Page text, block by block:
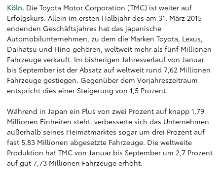
Köln. Die Toyota Motor Corporation (TMC) ist weiter auf
Erfolgskurs. Allein im ersten Halbjahr des am 31. März 2015
endenden Geschäftsjahres hat das japanische
Automobilunternehmen, zu dem die Marken Toyota, Lexus,
Daihatsu und Hino gehören, weltweit mehr als fünf Millionen
Fahrzeuge verkauft. Im bisherigen Jahresverlauf von Januar
bis September ist der Absatz auf weltweit rund 7,62 Millionen
Fahrzeuge gestiegen. Gegenüber dem Vorjahreszeitraum
entspricht dies einer Steigerung von 1,5 Prozent.
Während in Japan ein Plus von zwei Prozent auf knapp 1,79
Millionen Einheiten steht, verbesserte sich das Unternehmen
außerhalb seines Heimatmarktes sogar um drei Prozent auf
fast 5,83 Millionen abgesetzte Fahrzeuge. Die weltweite
Produktion hat TMC von Januar bis September um 2,7 Prozent
auf gut 7,73 Millionen Fahrzeuge erhöht.